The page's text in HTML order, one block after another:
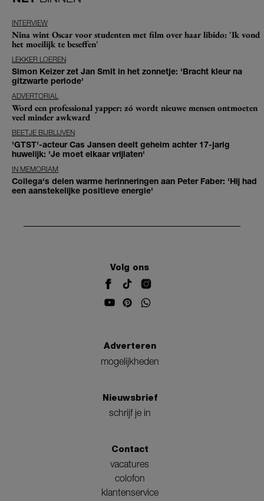
INTERVIEW
Nina wint Oscar voor studenten met film over haar libido: 'Ik vond
het moeilijk te beseffen'
LEKKER LOEREN
Simon Keizer zet Jan Smit in het zonnetje: 'Bracht kleur na
gitzwarte periode'
ADVERTORIAL
Word een professional yapper: zó wordt nieuwe mensen ontmoeten
veel minder awkward
BEETJE BIJBLIJVEN
'GTST'-acteur Cas Jansen deelt geheim achter 17-jarig
huwelijk: 'Je moet elkaar vrijlaten'
IN MEMORIAM
Collega's delen warme herinneringen aan Peter Faber: 'Hij had
een aanstekelijke positieve energie'
Volg ons
Adverteren
mogelijkheden
Nieuwsbrief
schrijf je in
Contact
vacatures
colofon
klantenservice